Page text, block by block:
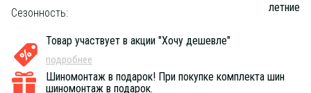
Сезонность: летние
Товар участвует в акции "Хочу дешевле"
подробнее
Шиномонтаж в подарок! При покупке комплекта шин
шиномонтаж в подарок.